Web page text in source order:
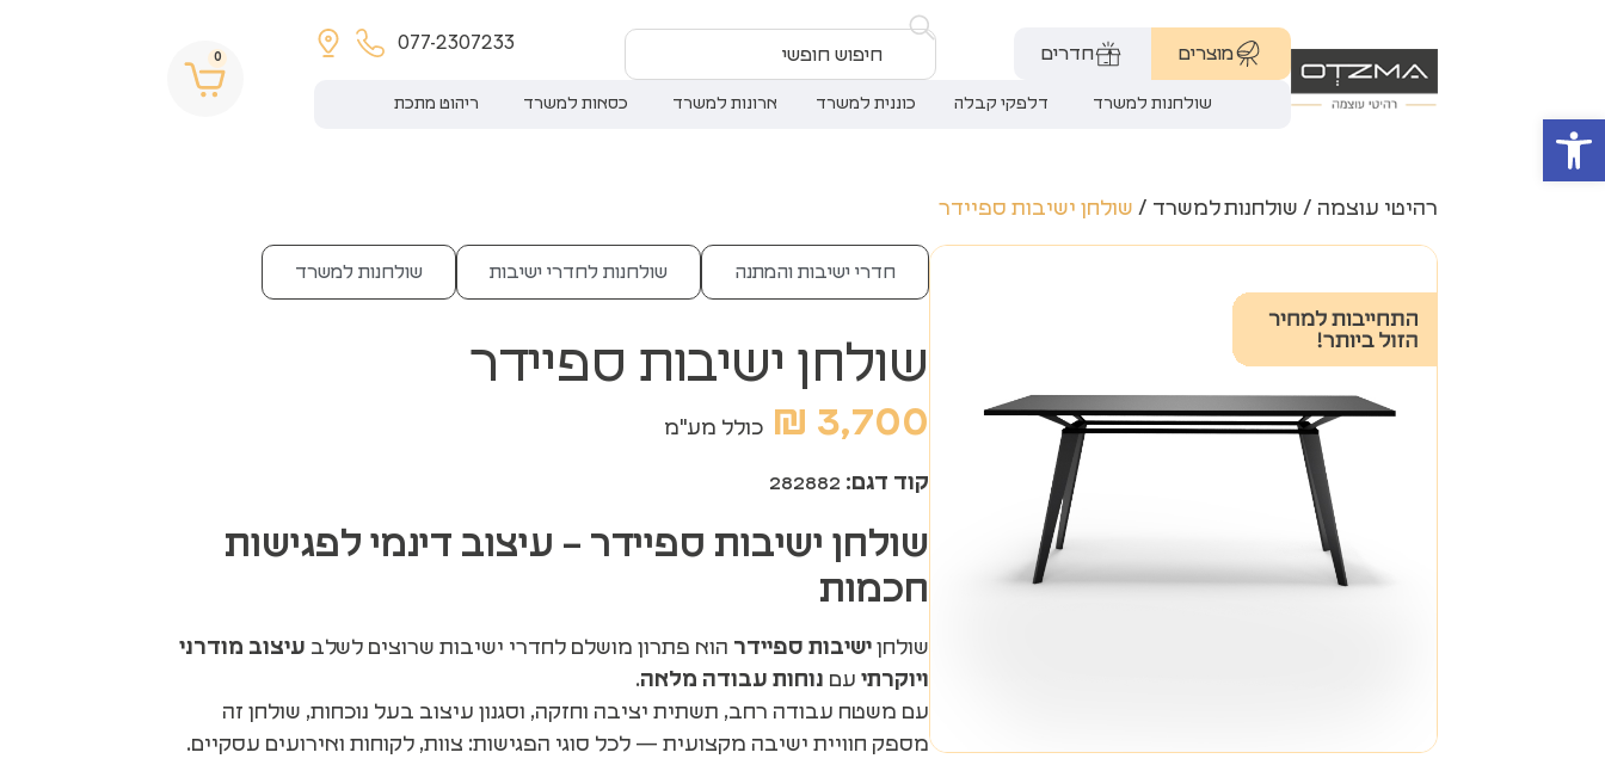
פתח סרגל נגישות
077-2307233
מוצרים חדרים
שולחנות למשרד דלפקי קבלה כוננית למשרד ארונות למשרד כסאות למשרד ריהוט מתכת
0
רהיטי עוצמה / שולחנות למשרד / שולחן ישיבות ספיידר
חדרי ישיבות והמתנה שולחנות לחדרי ישיבות שולחנות למשרד
שולחן ישיבות ספיידר
3,700
₪ כולל מע"מ
קוד דגם:
שולחן ישיבות ספיידר – עיצוב דינמי לפגישות
חכמות
שולחן ישיבות ספיידר הוא פתרון מושלם לחדרי ישיבות שרוצים לשלב עיצוב מודרני
ויוקרתיעם נוחות עבודה מלאה.
עם משטח עבודה רחב, תשתית יציבה וחזקה, וסגנון עיצוב בעל נוכחות, שולחן זה
מספק חוויית ישיבה מקצועית — לכל סוגי הפגישות: צוות, לקוחות ואירועים עסקיים.